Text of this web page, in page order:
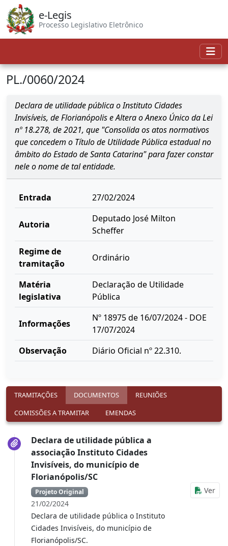
e-Legis
Processo Legislativo Eletrônico
PL./0060/2024
Declara de utilidade pública o Instituto Cidades
Invisíveis, de Florianópolis e Altera o Anexo Único da Lei
nº 18.278, de 2021, que "Consolida os atos normativos
que concedem o Título de Utilidade Pública estadual no
âmbito do Estado de Santa Catarina" para fazer constar
nele o nome de tal entidade.
Entrada 27/02/2024
Autoria
Deputado José Milton
Scheffer
Regime de
tramitação
Ordinário
Matéria
legislativa
Declaração de Utilidade
Pública
Informações
Nº 18975 de 16/07/2024 - DOE
17/07/2024
Observação
Diário Oficial nº 22.310.
TRAMITAÇÕES DOCUMENTOS
REUNIÕES
COMISSÕES A TRAMITAR
EMENDAS
Declara de utilidade pública a
associação Instituto Cidades
Invisíveis, do município de
Florianópolis/SC
Projeto Original
21/02/2024
Declara de utilidade pública o Instituto
Cidades Invisíveis, do município de
Florianópolis/SC.
Ver